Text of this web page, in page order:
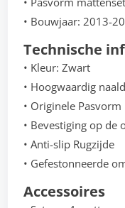
• Bouwjaar: 2013-
Technische
• Kleur: Zwart
• Hoogwaardig
• Originele Pasvorm
• Bevestiging op de
• Anti-slip Rugzijde
• Gefestonneerde
Accessoires